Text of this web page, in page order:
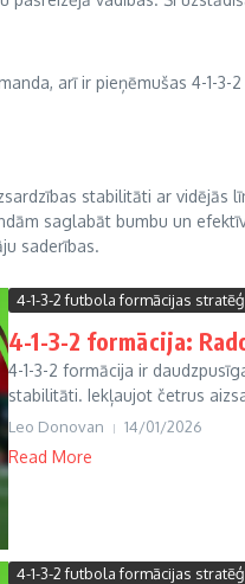
arī ir pieņēmušas 4-
stabilitāti ar
saglabāt bumbu un
saderības.
4-1-3-2 futbola formācijas
4-1-3-2 formācija:
4-1-3-2 formācija ir
stabilitāti. Iekļaujot četrus
Leo Donovan 14/01/2026
Read More
4-1-3-2 futbola formācijas